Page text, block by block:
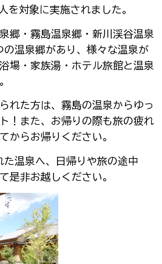
を対象に実施されました。
郷・霧島温泉郷・新川渓谷温泉
の温泉郷があり、様々な温泉が
場・家族湯・ホテル旅館と温泉
れた方は、霧島の温泉からゆっ
！また、お帰りの際も旅の疲れ
からお帰りください。
た温泉へ、日帰りや旅の途中
是非お越しください。